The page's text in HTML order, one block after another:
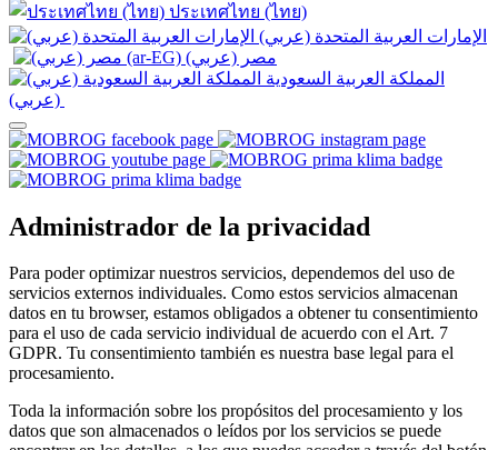
ประเทศไทย (ไทย)
Administrador de la privacidad
Para poder optimizar nuestros servicios, dependemos del uso de
servicios externos individuales. Como estos servicios almacenan
datos en tu browser, estamos obligados a obtener tu consentimiento
para el uso de cada servicio individual de acuerdo con el Art. 7
GDPR. Tu consentimiento también es nuestra base legal para el
procesamiento.
Toda la información sobre los propósitos del procesamiento y los
datos que son almacenados o leídos por los servicios se puede